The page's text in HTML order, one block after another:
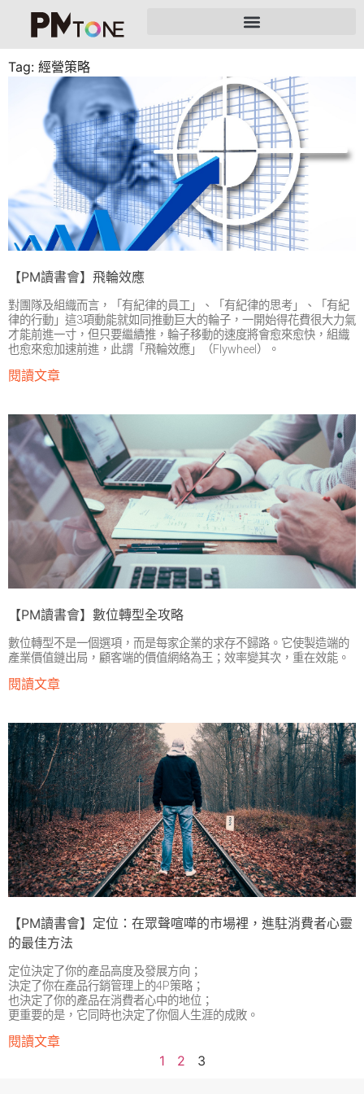
Tag: 經營策略
【PM讀書會】飛輪效應
對團隊及組織而言，「有紀律的員工」、「有紀律的思考」、「有紀
律的行動」這3項動能就如同推動巨大的輪子，一開始得花費很大力氣
才能前進一寸，但只要繼續推，輪子移動的速度將會愈來愈快，組織
也愈來愈加速前進，此謂「飛輪效應」（Flywheel）。
閱讀文章
【PM讀書會】數位轉型全攻略
數位轉型不是一個選項，而是每家企業的求存不歸路。它使製造端的
產業價值鏈出局，顧客端的價值網絡為王；效率變其次，重在效能。
閱讀文章
【PM讀書會】定位：在眾聲喧嘩的市場裡，進駐消費者心靈
的最佳方法
定位決定了你的產品高度及發展方向；
決定了你在產品行銷管理上的4P策略；
也決定了你的產品在消費者心中的地位；
更重要的是，它同時也決定了你個人生涯的成敗。
閱讀文章
1
2 3